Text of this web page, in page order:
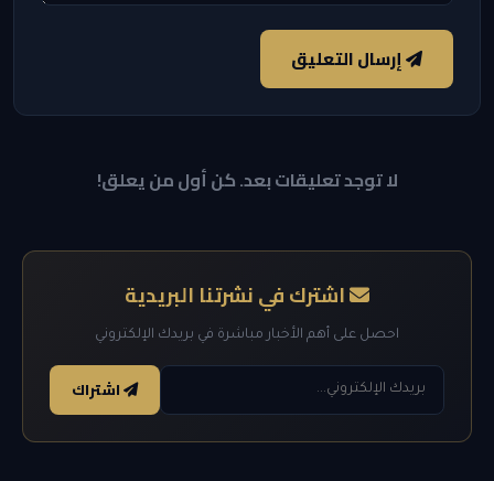
إرسال التعليق
لا توجد تعليقات بعد. كن أول من يعلق!
اشترك في نشرتنا البريدية
احصل على أهم الأخبار مباشرة في بريدك الإلكتروني
اشتراك